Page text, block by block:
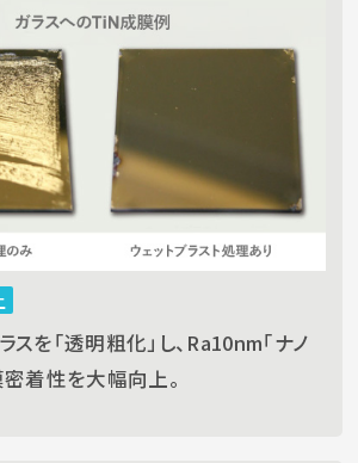
を「透明粗化」し、Ra10nm「ナノ
着性を大幅向上。